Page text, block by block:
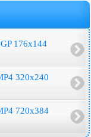
176x144
320x240
720x384